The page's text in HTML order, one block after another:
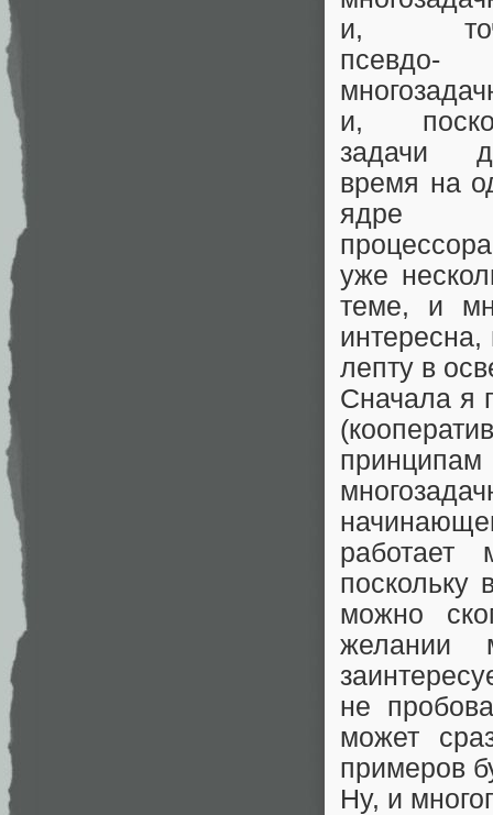
и,
псевдо-
и,
задачи
время на
ядре
уже
теме, и
лепту в
Сначала я
поскольку
можно
желании
не
может
примеров
Ну, и